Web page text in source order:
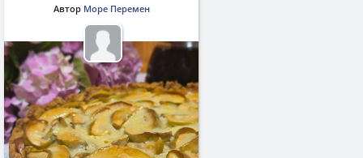
Автор Море Перемен